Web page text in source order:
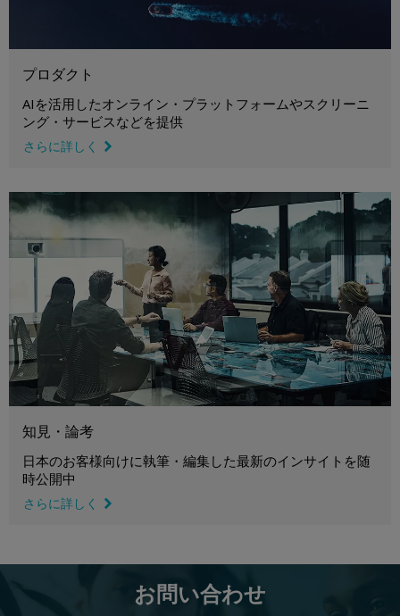
プロダクト
AIを活用したオンライン・プラットフォームやスクリーニ
ング・サービスなどを提供
さらに詳しく
知見・論考
日本のお客様向けに執筆・編集した最新のインサイトを随
時公開中
さらに詳しく
お問い合わせ